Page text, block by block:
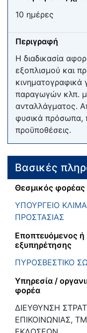
10 ημέρες
Περιγραφή
Η διαδικασία
εξοπλισμού και
κινηματογραφικά
παραγωγών κλπ.
ανταλλάγματος.
φυσικά πρόσωπα,
προϋποθέσεις.
Βασικές
Θεσμικός φορέας
ΥΠΟΥΡΓΕΙΟ
ΠΡΟΣΤΑΣΙΑΣ
Εποπτευόμενος
εξυπηρέτησης
ΠΥΡΟΣΒΕΣΤΙΚΟ
Υπηρεσία /
φορέα
ΔΙΕΥΘΥΝΣΗ
ΕΠΙΚΟΙΝΩΝΙΑΣ,